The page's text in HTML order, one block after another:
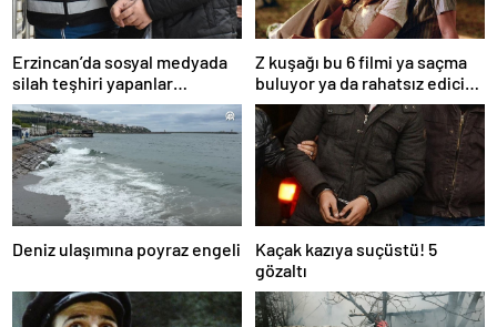
Erzincan’da sosyal medyada
silah teşhiri yapanlar
yakalandı
Z kuşağı bu 6 filmi ya saçma
buluyor ya da rahatsız edici
ve toksik!
Deniz ulaşımına poyraz engeli
Kaçak kazıya suçüstü! 5
gözaltı